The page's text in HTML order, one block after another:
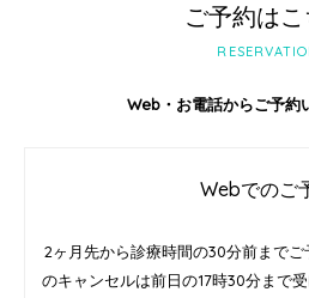
ご予約はこ
Web・お電話からご予約
Webでのご
2ヶ月先から診療時間の30分前まで
のキャンセルは前日の17時30分まで